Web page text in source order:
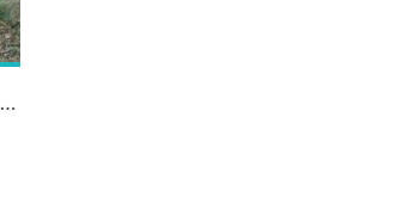
Hébergement insolite camping le coeur de la forêt à Pierrefonds dans l'Oise en Picardie